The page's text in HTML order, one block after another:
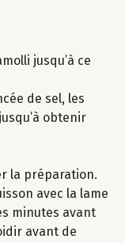
jusqu’à ce
de sel, les
obtenir
la préparation.
avec la lame
minutes avant
avant de